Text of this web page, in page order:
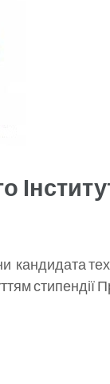
кандидата
стипендії